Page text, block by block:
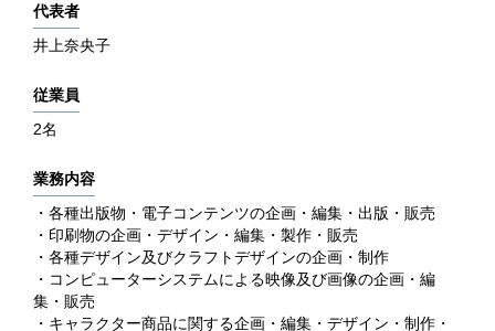
代表者
井上奈央子
従業員
2名
業務内容
・各種出版物・電子コンテンツの企画・編集・出版・販売
・印刷物の企画・デザイン・編集・製作・販売
・各種デザイン及びクラフトデザインの企画・制作
・コンピューターシステムによる映像及び画像の企画・編
集・販売
・キャラクター商品に関する企画・編集・デザイン・制作・